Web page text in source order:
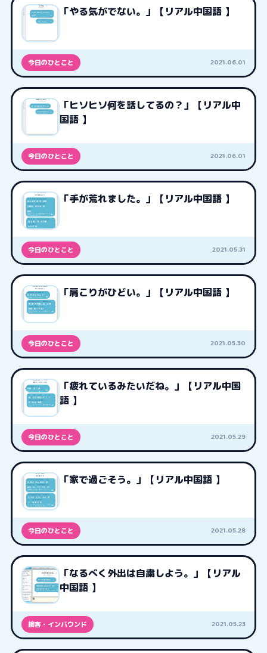
「やる気がでない。」【リアル中国語 】
今日のひとこと 2021.06.01
「ヒソヒソ何を話してるの？」【リアル中
国語 】
今日のひとこと 2021.06.01
「手が荒れました。」【リアル中国語 】
今日のひとこと 2021.05.31
「肩こりがひどい。」【リアル中国語 】
今日のひとこと 2021.05.30
「疲れているみたいだね。」【リアル中国
語 】
今日のひとこと 2021.05.29
「家で過ごそう。」【リアル中国語 】
今日のひとこと 2021.05.28
「なるべく外出は自粛しよう。」【リアル
中国語 】
接客・インバウンド 2021.05.23